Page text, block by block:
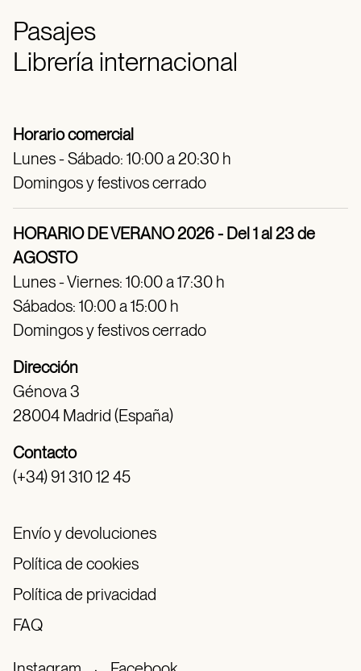
Pasajes
Librería internacional
Horario comercial
Lunes - Sábado: 10:00 a 20:30 h
Domingos y festivos cerrado
HORARIO DE VERANO 2026 - Del 1 al 23 de
AGOSTO
Lunes - Viernes: 10:00 a 17:30 h
Sábados: 10:00 a 15:00 h
Domingos y festivos cerrado
Dirección
Génova 3
28004 Madrid (España)
Contacto
(+34) 91 310 12 45
Envío y devoluciones
Política de cookies
Política de privacidad
FAQ